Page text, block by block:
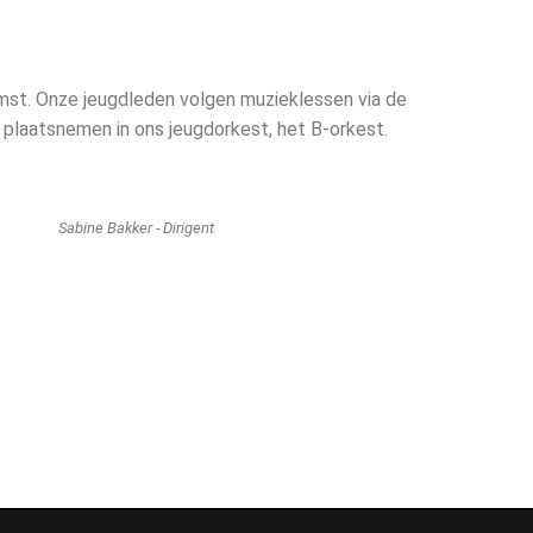
Onze jeugdleden volgen muzieklessen via de
in ons jeugdorkest, het B-orkest.
Sabine Bakker - Dirigent